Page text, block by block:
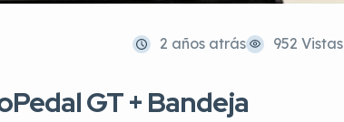
2 años atrás 952 Vistas
GT + Bandeja